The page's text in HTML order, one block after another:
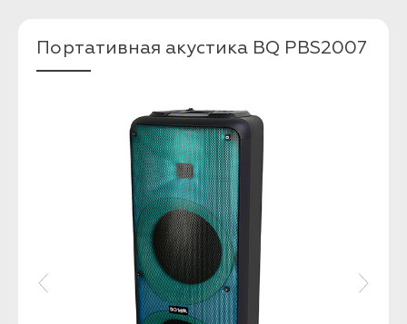
Портативная акустика BQ PBS2007